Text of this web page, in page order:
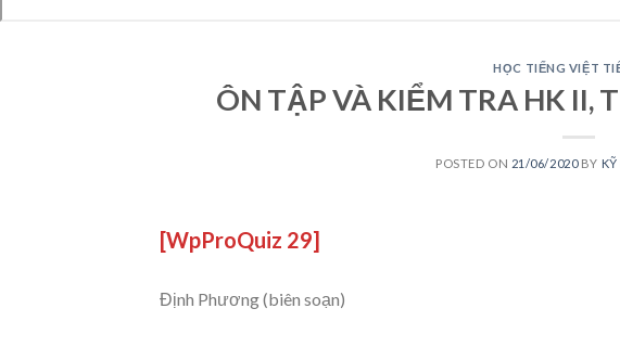
HỌC TIẾNG VIỆT
ÔN TẬP VÀ KIỂM TRA HK II,
POSTED ON 21/06/2020BY
[WpProQuiz 29]
Định Phương (biên soạn)